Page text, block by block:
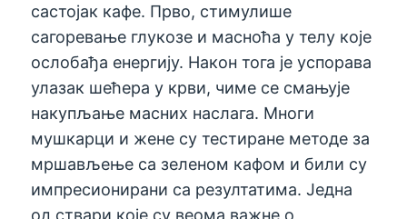
састојак кафе. Прво, стимулише
сагоревање глукозе и масноћа у телу које
ослобађа енергију. Након тога је успорава
улазак шећера у крви, чиме се смањује
накупљање масних наслага. Многи
мушкарци и жене су тестиране методе за
мршављење са зеленом кафом и били су
импресионирани са резултатима. Једна
од ствари које су веома важне о